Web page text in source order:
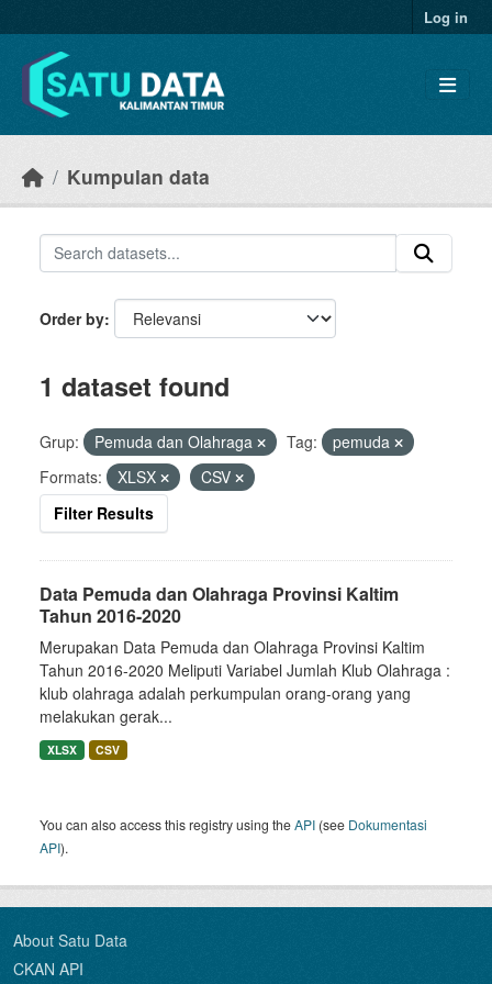
Log in
Kumpulan data
Order by
1 dataset found
Grup: Pemuda dan Olahraga Tag:
pemuda
Formats:
XLSX
CSV
Filter Results
Data Pemuda dan Olahraga Provinsi Kaltim
Tahun 2016-2020
Merupakan Data Pemuda dan Olahraga Provinsi Kaltim
Tahun 2016-2020 Meliputi Variabel Jumlah Klub Olahraga :
klub olahraga adalah perkumpulan orang-orang yang
melakukan gerak...
XLSX CSV
You can also access this registry using theAPI (see Dokumentasi
API).
About Satu Data
CKAN API